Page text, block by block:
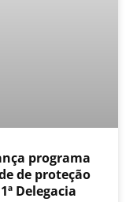
programa
de proteção
Delegacia